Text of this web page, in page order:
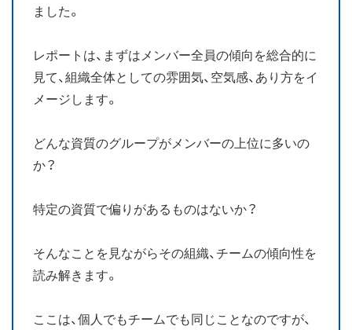
ました。
レポートは、まずはメンバー全員の傾向を総合的に
見て、組織全体としての雰囲気、空気感、あり方をイ
メージします。
どんな資質のグループがメンバーの上位に多いの
か？
特定の資質で偏りがあるものはないか？
そんなことを見ながらその組織、チームの傾向性を
読み解きます。
ここは、個人でもチームでも同じことなのですが、